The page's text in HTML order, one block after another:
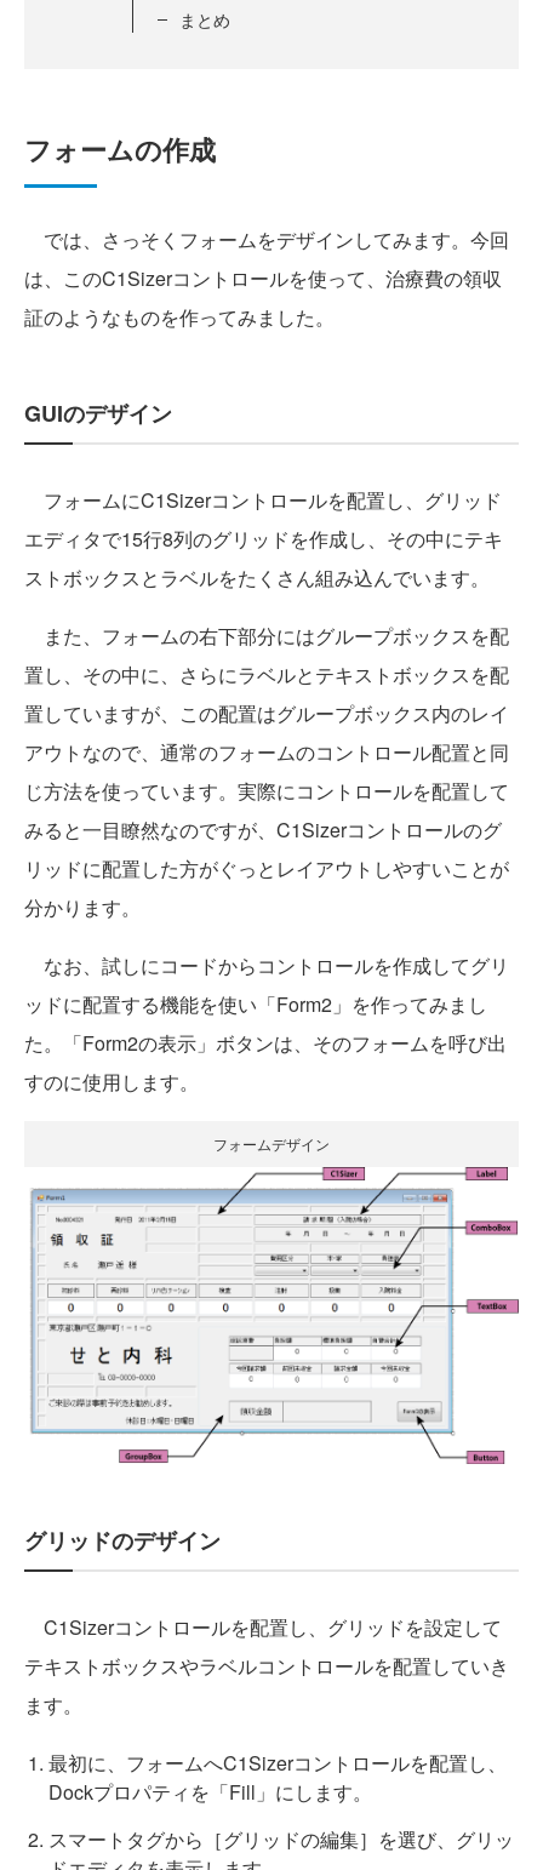
まとめ
フォームの作成
では、さっそくフォームをデザインしてみます。今回
は、このC1Sizerコントロールを使って、治療費の領収
証のようなものを作ってみました。
GUIのデザイン
フォームにC1Sizerコントロールを配置し、グリッド
エディタで15行8列のグリッドを作成し、その中にテキ
ストボックスとラベルをたくさん組み込んでいます。
また、フォームの右下部分にはグループボックスを配
置し、その中に、さらにラベルとテキストボックスを配
置していますが、この配置はグループボックス内のレイ
アウトなので、通常のフォームのコントロール配置と同
じ方法を使っています。実際にコントロールを配置して
みると一目瞭然なのですが、C1Sizerコントロールのグ
リッドに配置した方がぐっとレイアウトしやすいことが
分かります。
なお、試しにコードからコントロールを作成してグリ
ッドに配置する機能を使い「Form2」を作ってみまし
た。「Form2の表示」ボタンは、そのフォームを呼び出
すのに使用します。
フォームデザイン
グリッドのデザイン
C1Sizerコントロールを配置し、グリッドを設定して
テキストボックスやラベルコントロールを配置していき
ます。
最初に、フォームへC1Sizerコントロールを配置し、
Dockプロパティを「Fill」にします。
スマートタグから［グリッドの編集］を選び、グリッ